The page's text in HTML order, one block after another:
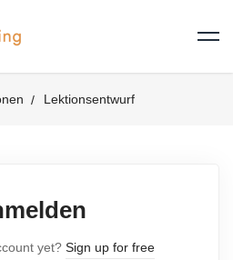
Lektionsentwurf
yet? Sign up for free